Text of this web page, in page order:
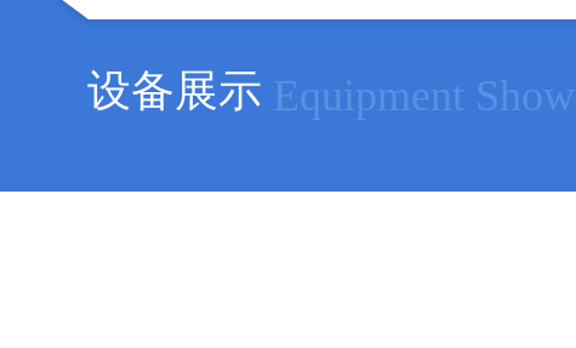
设备展示 Equipment Show